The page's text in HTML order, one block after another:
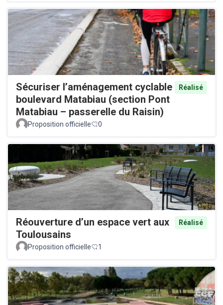
Sécuriser l’aménagement cyclable
boulevard Matabiau (section Pont
Matabiau – passerelle du Raisin)
Réalisé
Proposition officielle 0
Réouverture d’un espace vert aux
Toulousains
Réalisé
Proposition officielle 1